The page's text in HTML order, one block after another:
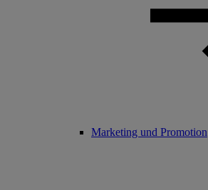
Marketing und Promotion